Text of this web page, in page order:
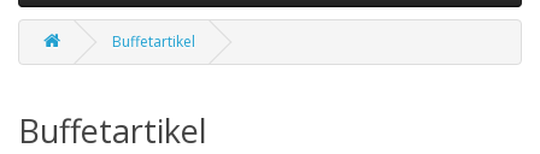
Buffetartikel
Buffetartikel